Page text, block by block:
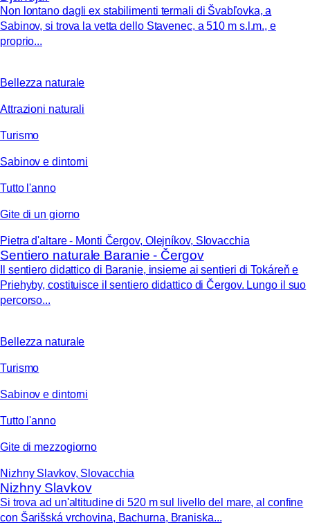
Non lontano dagli ex stabilimenti termali di Švabľovka, a
Sabinov, si trova la vetta dello Stavenec, a 510 m s.l.m., e
proprio...
Bellezza naturale
Attrazioni naturali
Turismo
Sabinov e dintorni
Tutto l'anno
Gite di un giorno
Pietra d'altare - Monti Čergov, Olejníkov, Slovacchia
Sentiero naturale Baranie - Čergov
Il sentiero didattico di Baranie, insieme ai sentieri di Tokáreň e
Priehyby, costituisce il sentiero didattico di Čergov. Lungo il suo
percorso...
Bellezza naturale
Turismo
Sabinov e dintorni
Tutto l'anno
Gite di mezzogiorno
Nizhny Slavkov, Slovacchia
Nizhny Slavkov
Si trova ad un'altitudine di 520 m sul livello del mare, al confine
con Šarišská vrchovina, Bachurna, Braniska...